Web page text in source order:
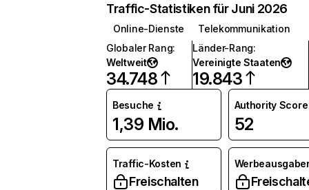
Traffic-Statistiken für Juni 2026
Online-Dienste
Telekommunikation
Globaler Rang:
Weltweit
34.748
Länder-Rang:
Vereinigte Staaten
19.843
Besuche
1,39 Mio.
Authority Score
52
Traffic-Kosten
Freischalten